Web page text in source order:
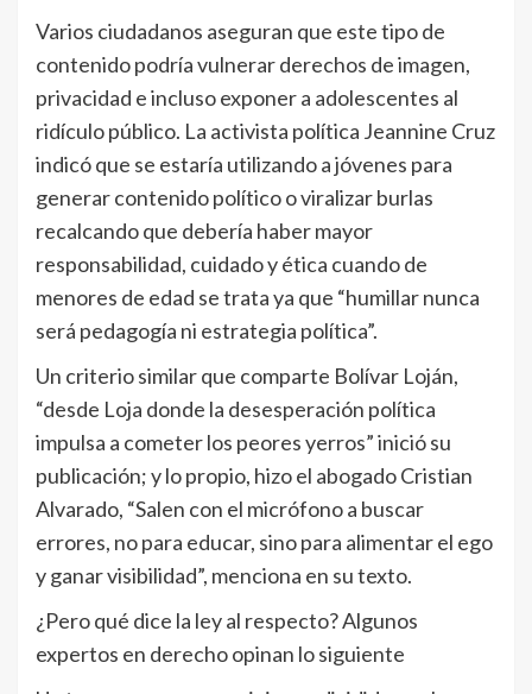
Varios ciudadanos aseguran que este tipo de
contenido podría vulnerar derechos de imagen,
privacidad e incluso exponer a adolescentes al
ridículo público. La activista política Jeannine Cruz
indicó que se estaría utilizando a jóvenes para
generar contenido político o viralizar burlas
recalcando que debería haber mayor
responsabilidad, cuidado y ética cuando de
menores de edad se trata ya que “humillar nunca
será pedagogía ni estrategia política”.
Un criterio similar que comparte Bolívar Loján,
“desde Loja donde la desesperación política
impulsa a cometer los peores yerros” inició su
publicación; y lo propio, hizo el abogado Cristian
Alvarado, “Salen con el micrófono a buscar
errores, no para educar, sino para alimentar el ego
y ganar visibilidad”, menciona en su texto.
¿Pero qué dice la ley al respecto? Algunos
expertos en derecho opinan lo siguiente